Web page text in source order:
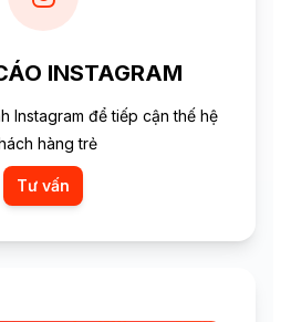
INSTAGRAM
Instagram để tiếp cận thế hệ
hàng trẻ
Tư vấn